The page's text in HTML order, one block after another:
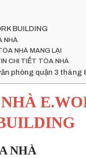
BUILDING
NHÀ
NHÀ MANG LẠI
CHI TIẾT TÒA NHÀ
phòng quận 3 tháng
NHÀ